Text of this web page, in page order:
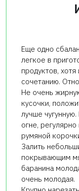
Еще одно
легкое в
продуктов,
сочетанию.
Не очень
кусочки,
лучше
огне,
румяной
Залить
покрывающим
баранина
очень молодая.